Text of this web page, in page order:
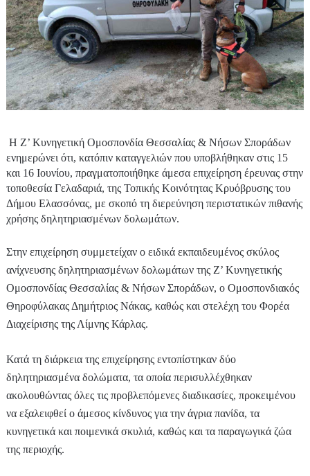
Η Ζ’ Κυνηγετική Ομοσπονδία Θεσσαλίας & Νήσων Σποράδων
ενημερώνει ότι, κατόπιν καταγγελιών που υποβλήθηκαν στις 15
και 16 Ιουνίου, πραγματοποιήθηκε άμεσα επιχείρηση έρευνας στην
τοποθεσία Γελαδαριά, της Τοπικής Κοινότητας Κρυόβρυσης του
Δήμου Ελασσόνας, με σκοπό τη διερεύνηση περιστατικών πιθανής
χρήσης δηλητηριασμένων δολωμάτων.
Στην επιχείρηση συμμετείχαν ο ειδικά εκπαιδευμένος σκύλος
ανίχνευσης δηλητηριασμένων δολωμάτων της Ζ’ Κυνηγετικής
Ομοσπονδίας Θεσσαλίας & Νήσων Σποράδων, ο Ομοσπονδιακός
Θηροφύλακας Δημήτριος Νάκας, καθώς και στελέχη του Φορέα
Διαχείρισης της Λίμνης Κάρλας.
Κατά τη διάρκεια της επιχείρησης εντοπίστηκαν δύο
δηλητηριασμένα δολώματα, τα οποία περισυλλέχθηκαν
ακολουθώντας όλες τις προβλεπόμενες διαδικασίες, προκειμένου
να εξαλειφθεί ο άμεσος κίνδυνος για την άγρια πανίδα, τα
κυνηγετικά και ποιμενικά σκυλιά, καθώς και τα παραγωγικά ζώα
της περιοχής.